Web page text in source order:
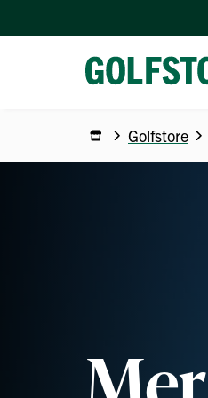
Golfstore